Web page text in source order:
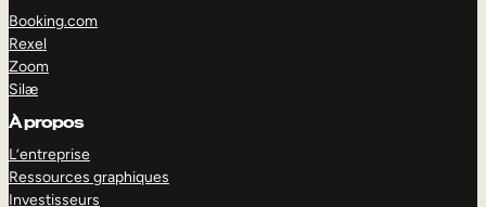
Booking.com
Rexel
Zoom
Silæ
À propos
L’entreprise
Ressources graphiques
Investisseurs